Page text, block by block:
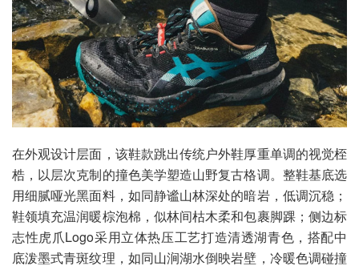
在外观设计层面，该鞋款跳出传统户外鞋厚重单调的视觉桎
梏，以层次克制的撞色美学塑造山野复古格调。整鞋基底选
用细腻哑光黑面料，如同静谧山林深处的暗岩，低调沉稳；
鞋领填充温润暖棕泡棉，似林间枯木柔和包裹脚踝；侧边标
志性虎爪Logo采用立体热压工艺打造清透湖青色，搭配中
底泼墨式青斑纹理，如同山涧湖水倒映岩壁，冷暖色调碰撞